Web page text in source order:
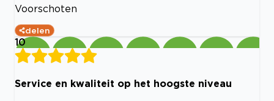
Voorschoten
delen
10
Service en kwaliteit op het hoogste niveau